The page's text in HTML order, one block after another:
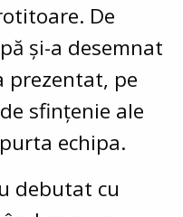
De
și-a desemnat
prezentat, pe
sfințenie ale
echipa.
debutat cu